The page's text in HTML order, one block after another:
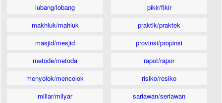
lubang/lobang
makhluk/mahluk
masjid/mesjid
metode/metoda
menyolok/mencolok
miliar/milyar
pikir/fikir
praktik/praktek
provinsi/propinsi
rapot/rapor
risiko/resiko
sariawan/seriawan